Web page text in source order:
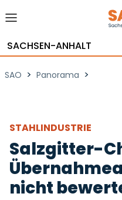
SACHSEN-ANHALT
SAO > Panorama >
STAHLINDUSTRIE
Salzgitter-
nicht